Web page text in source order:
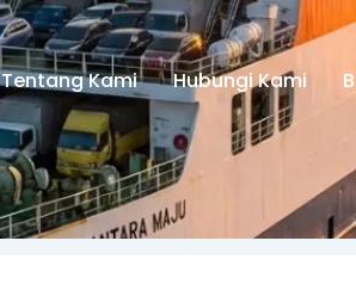
Tentang Kami Hubungi Kami